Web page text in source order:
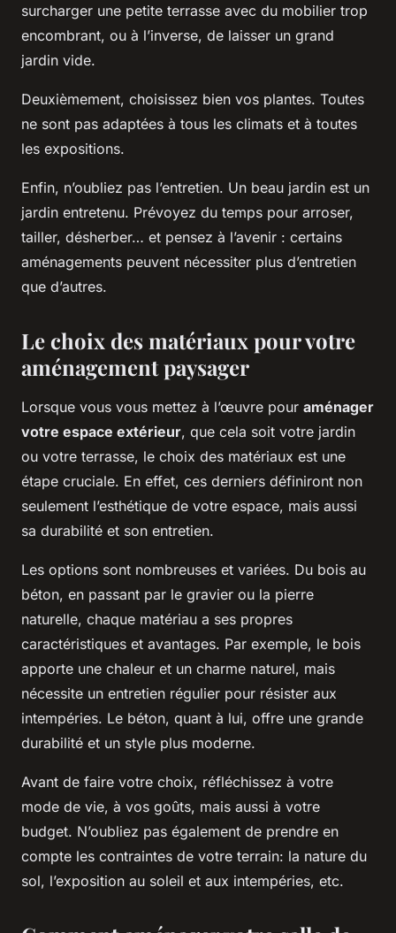
surcharger une petite terrasse avec du mobilier trop
encombrant, ou à l’inverse, de laisser un grand
jardin vide.
Deuxièmement, choisissez bien vos plantes. Toutes
ne sont pas adaptées à tous les climats et à toutes
les expositions.
Enfin, n’oubliez pas l’entretien. Un beau jardin est un
jardin entretenu. Prévoyez du temps pour arroser,
tailler, désherber… et pensez à l’avenir : certains
aménagements peuvent nécessiter plus d’entretien
que d’autres.
Le choix des matériaux pour votre
aménagement paysager
Lorsque vous vous mettez à l’œuvre pour aménager
votre espace extérieur, que cela soit votre jardin
ou votre terrasse, le choix des matériaux est une
étape cruciale. En effet, ces derniers définiront non
seulement l’esthétique de votre espace, mais aussi
sa durabilité et son entretien.
Les options sont nombreuses et variées. Du bois au
béton, en passant par le gravier ou la pierre
naturelle, chaque matériau a ses propres
caractéristiques et avantages. Par exemple, le bois
apporte une chaleur et un charme naturel, mais
nécessite un entretien régulier pour résister aux
intempéries. Le béton, quant à lui, offre une grande
durabilité et un style plus moderne.
Avant de faire votre choix, réfléchissez à votre
mode de vie, à vos goûts, mais aussi à votre
budget. N’oubliez pas également de prendre en
compte les contraintes de votre terrain: la nature du
sol, l’exposition au soleil et aux intempéries, etc.